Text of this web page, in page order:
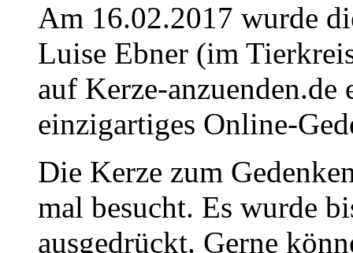
Am 16.02.2017 wurde
Luise Ebner (im
auf Kerze-
einzigartiges Online-
Die Kerze zum
mal besucht. Es wurde
ausgedrückt. Gerne